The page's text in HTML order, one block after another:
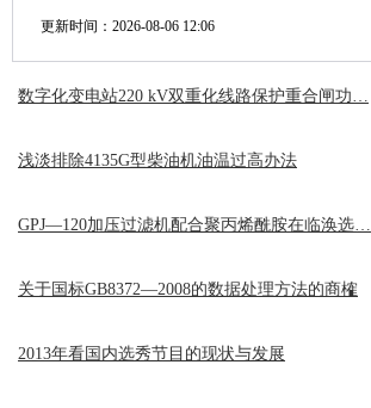
更新时间： 2026-08-06 12:06
数字化变电站220 kV双重化线路保护重合闸功…
浅淡排除4135G型柴油机油温过高办法
GPJ—120加压过滤机配合聚丙烯酰胺在临涣选…
关于国标GB8372—2008的数据处理方法的商榷
2013年看国内选秀节目的现状与发展